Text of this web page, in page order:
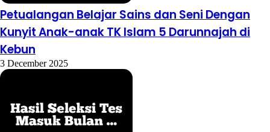
Petualangan Belajar Sains dan Seni Dengan
Kunyit Anak-anak TK Islam 5 Darunnajah di
Kebun
3 December 2025